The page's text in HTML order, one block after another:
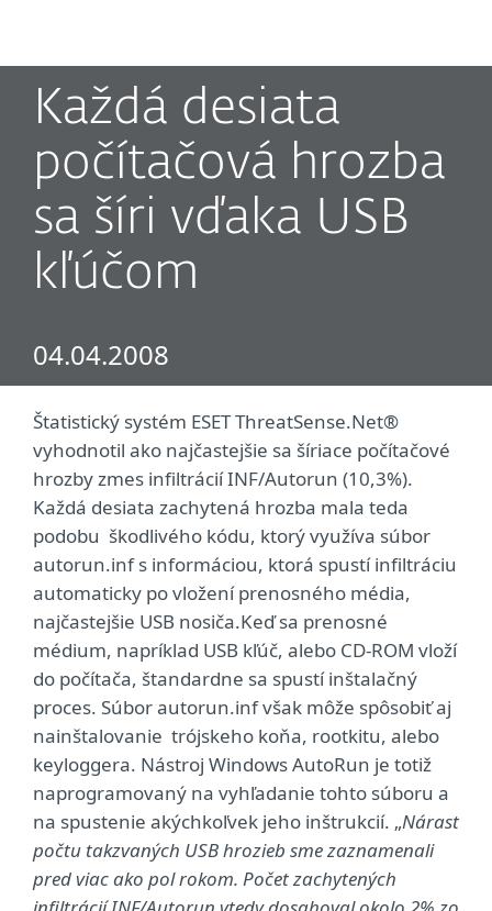
Každá desiata
počítačová hrozba
sa šíri vďaka USB
kľúčom
04.04.2008
Štatistický systém ESET ThreatSense.Net®
vyhodnotil ako najčastejšie sa šíriace počítačové
hrozby zmes infiltrácií INF/Autorun (10,3%).
Každá desiata zachytená hrozba mala teda
podobu škodlivého kódu, ktorý využíva súbor
autorun.inf s informáciou, ktorá spustí infiltráciu
automaticky po vložení prenosného média,
najčastejšie USB nosiča.Keď sa prenosné
médium, napríklad USB kľúč, alebo CD-ROM vloží
do počítača, štandardne sa spustí inštalačný
proces. Súbor autorun.inf však môže spôsobiť aj
nainštalovanie trójskeho koňa, rootkitu, alebo
keyloggera. Nástroj Windows AutoRun je totiž
naprogramovaný na vyhľadanie tohto súboru a
na spustenie akýchkoľvek jeho inštrukcií. „Nárast
počtu takzvaných USB hrozieb sme zaznamenali
pred viac ako pol rokom. Počet zachytených